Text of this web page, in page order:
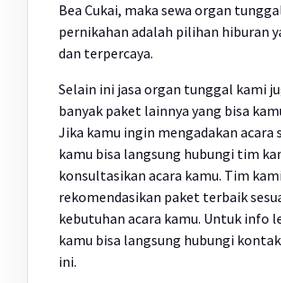
Bea Cukai, maka sewa organ
pernikahan adalah pilihan hiburan
dan terpercaya.
Selain ini jasa organ tunggal kami
banyak paket lainnya yang bisa
Jika kamu ingin mengadakan acara
kamu bisa langsung hubungi tim
konsultasikan acara kamu. Tim
rekomendasikan paket terbaik
kebutuhan acara kamu. Untuk info
kamu bisa langsung hubungi
ini.